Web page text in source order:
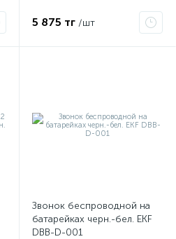
5 875 тг /шт
Звонок беспроводной на
батарейках черн.-бел. EKF
DBB-D-001